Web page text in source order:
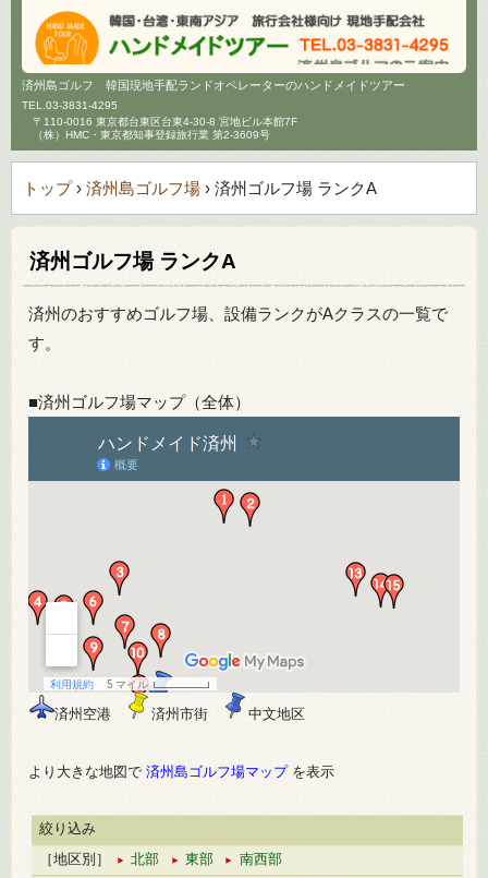
済州島ゴルフ 韓国現地手配ランドオペレーターのハンドメイドツアー
TEL. 03-3831-4295
〒110-0016 東京都台東区台東4-30-8 宮地ビル本館7F
（株）HMC・東京都知事登録旅行業 第2-3609号
トップ› 済州島ゴルフ場 › 済州ゴルフ場 ランクA
済州ゴルフ場 ランクA
済州のおすすめゴルフ場、設備ランクがAクラスの一覧で
す。
■済州ゴルフ場マップ（全体）
済州空港 済州市街 中文地区
より大きな地図で 済州島ゴルフ場マップ を表示
絞り込み
［地区別］
北部 東部
南西部